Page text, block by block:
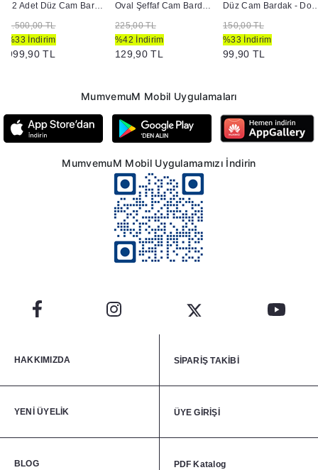
12 Adet Düz Cam Bardak - Doluma Uygun
1.500,00 TL
%33 İndirim
999,90 TL
Oval Şeffaf Cam Bardak - Doluma Uygun
225,00 TL
%42 İndirim
129,90 TL
Düz Cam Bardak -
150,00 TL
%33 İndirim
99,90 TL
MumvemuM Mobil Uygulamaları
MumvemuM Mobil Uygulamamızı İndirin
HAKKIMIZDA SİPARİŞ TAKİBİ
YENİ ÜYELİK ÜYE GİRİŞİ
BLOG PDF Katalog